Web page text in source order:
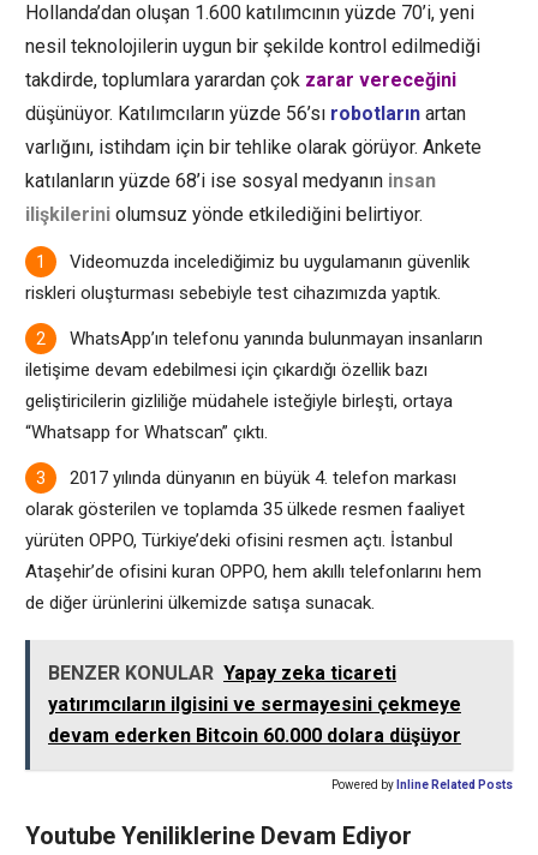
Hollanda’dan oluşan 1.600 katılımcının yüzde 70’i, yeni
nesil teknolojilerin uygun bir şekilde kontrol edilmediği
takdirde, toplumlara yarardan çok zarar vereceğini
düşünüyor. Katılımcıların yüzde 56’sı robotların artan
varlığını, istihdam için bir tehlike olarak görüyor. Ankete
katılanların yüzde 68’i ise sosyal medyanın insan
ilişkilerini olumsuz yönde etkilediğini belirtiyor.
Videomuzda incelediğimiz bu uygulamanın güvenlik
riskleri oluşturması sebebiyle test cihazımızda yaptık.
WhatsApp’ın telefonu yanında bulunmayan insanların
iletişime devam edebilmesi için çıkardığı özellik bazı
geliştiricilerin gizliliğe müdahele isteğiyle birleşti, ortaya
“Whatsapp for Whatscan” çıktı.
2017 yılında dünyanın en büyük 4. telefon markası
olarak gösterilen ve toplamda 35 ülkede resmen faaliyet
yürüten OPPO, Türkiye’deki ofisini resmen açtı. İstanbul
Ataşehir’de ofisini kuran OPPO, hem akıllı telefonlarını hem
de diğer ürünlerini ülkemizde satışa sunacak.
BENZER KONULAR Yapay zeka ticareti
yatırımcıların ilgisini ve sermayesini çekmeye
devam ederken Bitcoin 60.000 dolara düşüyor
Powered by Inline Related Posts
Youtube Yeniliklerine Devam Ediyor